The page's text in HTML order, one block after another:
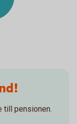
till pensionen.